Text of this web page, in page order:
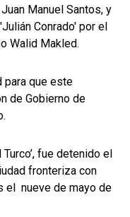
Manuel Santos, y
Conrado' por el
Walid Makled.
para que este
de Gobierno de
fue detenido el
fronteriza con
el nueve de mayo de